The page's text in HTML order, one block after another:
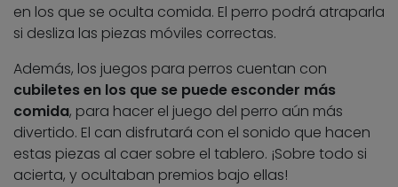
en los que se oculta comida. El perro podrá atraparla
si desliza las piezas móviles correctas.
Además, los juegos para perros cuentan con
cubiletes en los que se puede esconder más
comida, para hacer el juego del perro aún más
divertido. El can disfrutará con el sonido que hacen
estas piezas al caer sobre el tablero. ¡Sobre todo si
acierta, y ocultaban premios bajo ellas!